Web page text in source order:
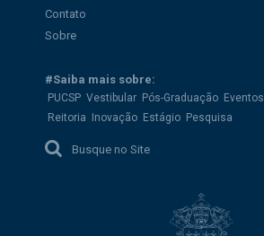
Contato
Sobre
#Saiba mais sobre:
PUCSP Vestibular Pós-Graduação Eventos
Reitoria
Inovação Estágio Pesquisa
Busque no Site